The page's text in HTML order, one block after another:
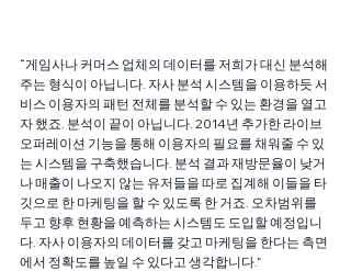
“게임사나 커머스 업체의 데이터를 저희가 대신 분석해
주는 형식이 아닙니다. 자사 분석 시스템을 이용하듯 서
비스 이용자의 패턴 전체를 분석할 수 있는 환경을 열고
자 했죠. 분석이 끝이 아닙니다. 2014년 추가한 라이브
오퍼레이션 기능을 통해 이용자의 필요를 채워줄 수 있
는 시스템을 구축했습니다. 분석 결과 재방문율이 낮거
나 매출이 나오지 않는 유저들을 따로 집계해 이들을 타
깃으로 한 마케팅을 할 수 있도록 한 거죠. 오차범위를
두고 향후 현황을 예측하는 시스템도 도입할 예정입니
다. 자사 이용자의 데이터를 갖고 마케팅을 한다는 측면
에서 정확도를 높일 수 있다고 생각합니다.”